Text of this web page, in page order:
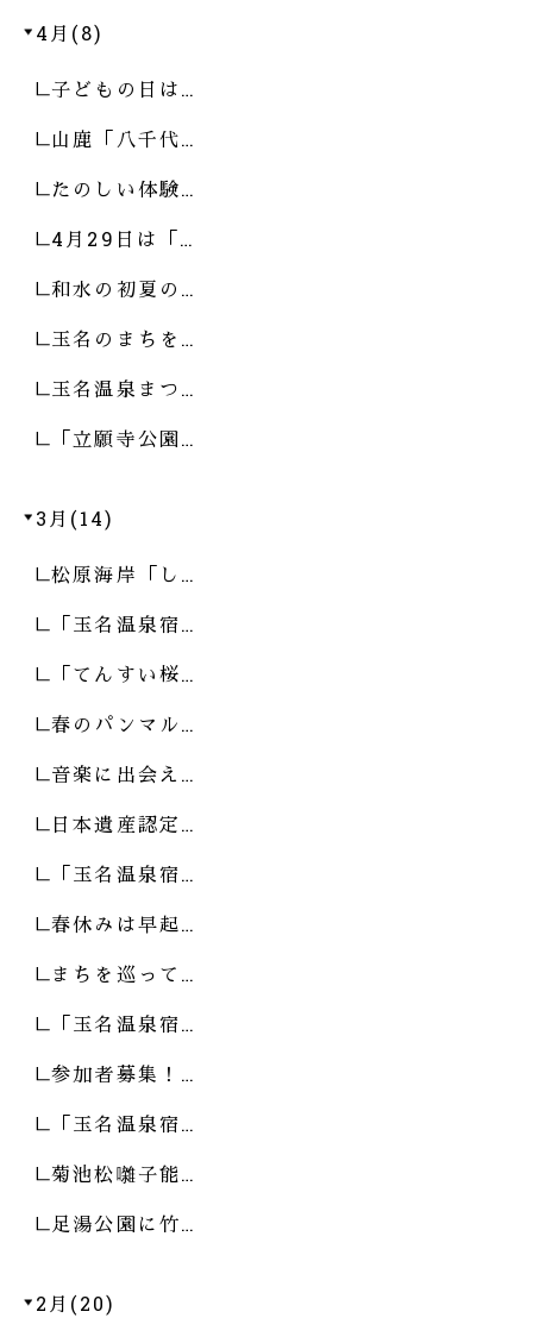
4月(8)
子どもの日は…
山鹿「八千代…
たのしい体験…
4月29日は「…
和水の初夏の…
玉名のまちを…
玉名温泉まつ…
「立願寺公園…
3月(14)
松原海岸「し…
「玉名温泉宿…
「てんすい桜…
春のパンマル…
音楽に出会え…
日本遺産認定…
「玉名温泉宿…
春休みは早起…
まちを巡って…
「玉名温泉宿…
参加者募集！…
「玉名温泉宿…
菊池松囃子能…
足湯公園に竹…
2月(20)